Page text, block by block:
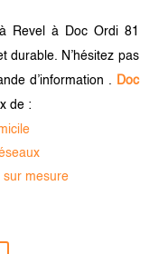
Revel à Doc Ordi 81
durable. N’hésitez pas
d’information .
Doc
de :
sur mesure